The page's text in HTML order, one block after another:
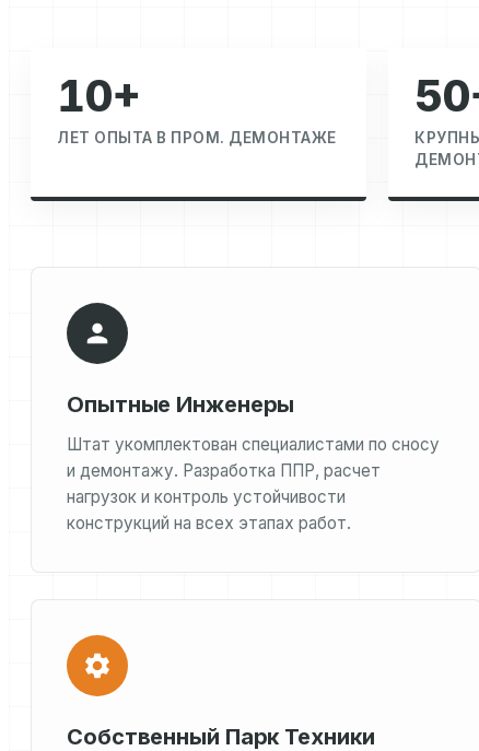
10+
ЛЕТ ОПЫТА В ПРОМ. ДЕМОНТАЖЕ
Опытные Инженеры
Штат укомплектован специалистами по сносу
и демонтажу. Разработка ППР, расчет
нагрузок и контроль устойчивости
конструкций на всех этапах работ.
Собственный Парк Техники